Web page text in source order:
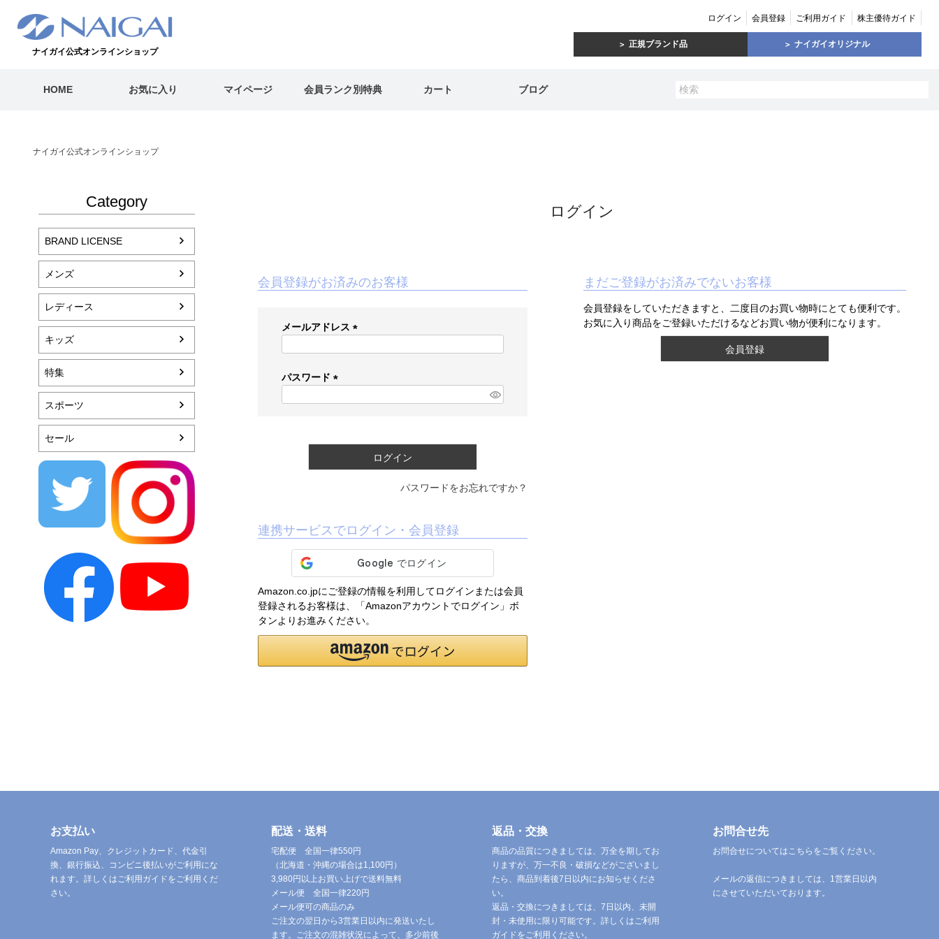
ナイガイ公式オンラインショップ
ログイン 会員登録 ご利用ガイド 株主優待ガイド
正規ブランド品 ナイガイオリジナル
HOME お気に入り マイページ 会員ランク別特典 カート ブログ
ナイガイ公式オンラインショップ
Category
BRAND LICENSE
メンズ
レディース
キッズ
特集
スポーツ
セール
ログイン
会員登録がお済みのお客様
メールアドレス
)
パスワード
ログイン
パスワードをお忘れですか？
連携サービスでログイン・会員登録
Amazon.co.jpにご登録の情報を利用してログインまたは会員
登録されるお客様は、「Amazonアカウントでログイン」ボ
タンよりお進みください。
まだご登録がお済みでないお客様
会員登録をしていただきますと、二度目のお買い物時にとても便利です。
お気に入り商品をご登録いただけるなどお買い物が便利になります。
会員登録
お支払い
Amazon Pay、クレジットカード、代金引
換、銀行振込、コンビニ後払いがご利用にな
れます。詳しくはご利用ガイドをご利用くだ
さい。
配送・送料
宅配便 全国一律550円
（北海道・沖縄の場合は1,100円）
3,980円以上お買い上げで送料無料
メール便 全国一律220円
メール便可の商品のみ
ご注文の翌日から3営業日以内に発送いたし
ます。ご注文の混雑状況によって、多少前後
返品・交換
商品の品質につきましては、万全を期してお
りますが、万一不良・破損などがございまし
たら、商品到着後7日以内にお知らせくださ
い。
返品・交換につきましては、7日以内、未開
封・未使用に限り可能です。詳しくはご利用
ガイドをご利用ください。
お問合せ先
お問合せについてはこちらをご覧ください。
メールの返信につきましては、1営業日以内
にさせていただいております。